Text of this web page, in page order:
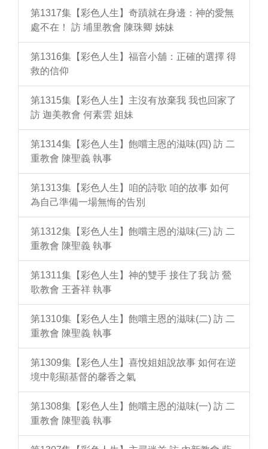
第1317集【彩色人生】奇蹟就在身邊：神的愛無
處不在！ 訪 埔里教會 陳珠卿 姊妹
第1316集【彩色人生】福音小舖：正確的選擇 得
救的信仰
第1315集【彩色人生】主沒有放棄我 我也回家了
訪 迦美教會 何素雲 姐妹
第1314集【彩色人生】飽嚐主恩的滋味(四) 訪 二
重教會 陳聖義 執事
第1313集【彩色人生】咱的詩歌 咱的故事 如何
為自己準備一場無悔的告別
第1312集【彩色人生】飽嚐主恩的滋味(三) 訪 二
重教會 陳聖義 執事
第1311集【彩色人生】神的雙手 接住了我 訪 鶯
歌教會 王蒼祥 執事
第1310集【彩色人生】飽嚐主恩的滋味(二) 訪 二
重教會 陳聖義 執事
第1309集【彩色人生】喜悅姐姐說故事 如何在逆
境中彰顯基督的馨香之氣
第1308集【彩色人生】飽嚐主恩的滋味(一) 訪 二
重教會 陳聖義 執事